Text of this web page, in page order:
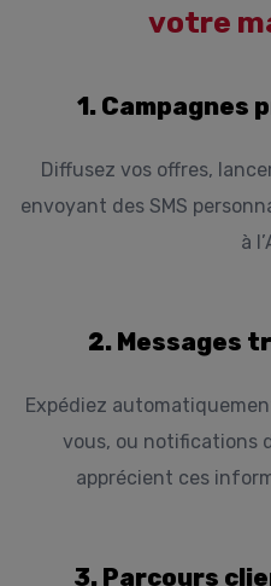
votre
1. Campagnes
Diffusez vos offres,
envoyant des SMS
à
2. Messages
Expédiez
vous, ou notifications
apprécient ces
3. Parcours